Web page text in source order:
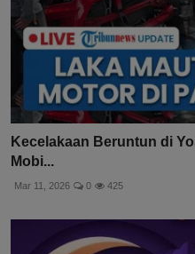
Kecelakaan Beruntun di
Mobi...
Mar 11, 2026 0 425